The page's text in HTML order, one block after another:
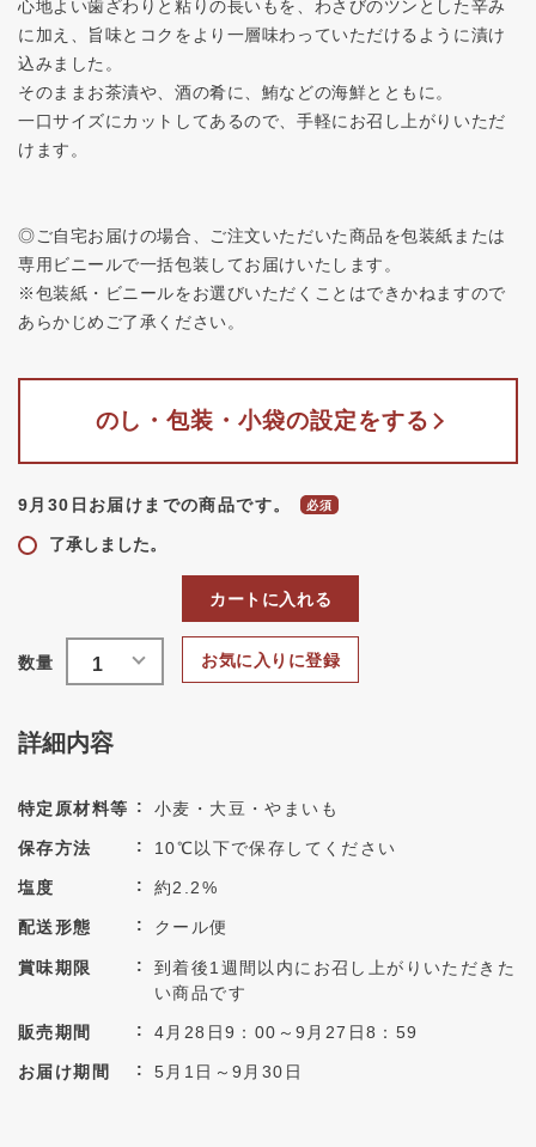
心地よい歯ざわりと粘りの長いもを、わさびのツンとした辛み
に加え、旨味とコクをより一層味わっていただけるように漬け
込みました。
そのままお茶漬や、酒の肴に、鮪などの海鮮とともに。
一口サイズにカットしてあるので、手軽にお召し上がりいただ
けます。
◎ご自宅お届けの場合、ご注文いただいた商品を包装紙または
専用ビニールで一括包装してお届けいたします。
※包装紙・ビニールをお選びいただくことはできかねますので
あらかじめご了承ください。
のし・包装・小袋の設定をする
9月30日お届けまでの商品です。
了承しました。
お気に入りに登録
カートに入れる
詳細内容
特定原材料等 小麦・大豆・やまいも
保存方法 10℃以下で保存してください
塩度 約2.2%
配送形態 クール便
賞味期限
到着後1週間以内にお召し上がりいただきた
い商品です
販売期間 4月28日9：00～9月27日8：59
お届け期間 5月1日～9月30日